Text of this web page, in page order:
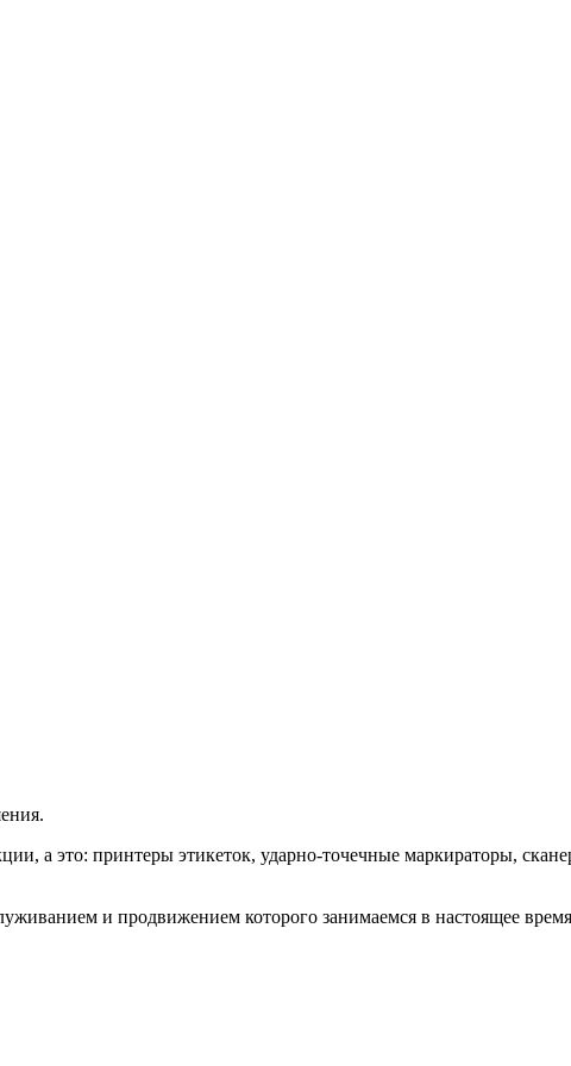
а это: принтеры этикеток, ударно-точечные маркираторы,
и продвижением которого занимаемся в настоящее